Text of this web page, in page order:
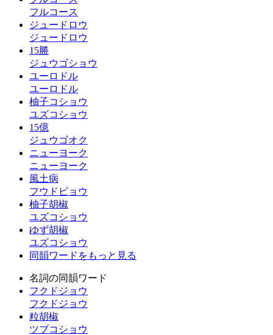
フルコース
ジュードロウ
ジュードロウ
15勝
ジュウゴショウ
ユーロドル
ユーロドル
柚子コショウ
ユズコショウ
15億
ジュウゴオク
ニューヨーク
ニューヨーク
風土病
フウドビョウ
柚子胡椒
ユズコショウ
ゆず胡椒
ユズコショウ
同韻ワードをもっと見る
名詞の同韻ワード
フクドジョウ
フクドジョウ
粒胡椒
ツブコショウ